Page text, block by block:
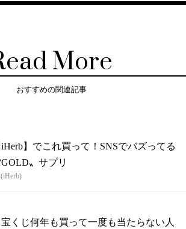
More
おすすめの関連記事
iHerb】でこれ買って！SNSでバズってる
GOLD〟サプリ
宝くじ何年も買って一度も当たらない人